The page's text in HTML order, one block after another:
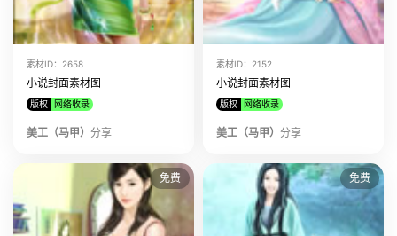
素材ID：2658
小说封面素材图
版权 网络收录
美工（马甲） 分享
素材ID：2152
小说封面素材图
版权 网络收录
美工（马甲） 分享
免费 免费